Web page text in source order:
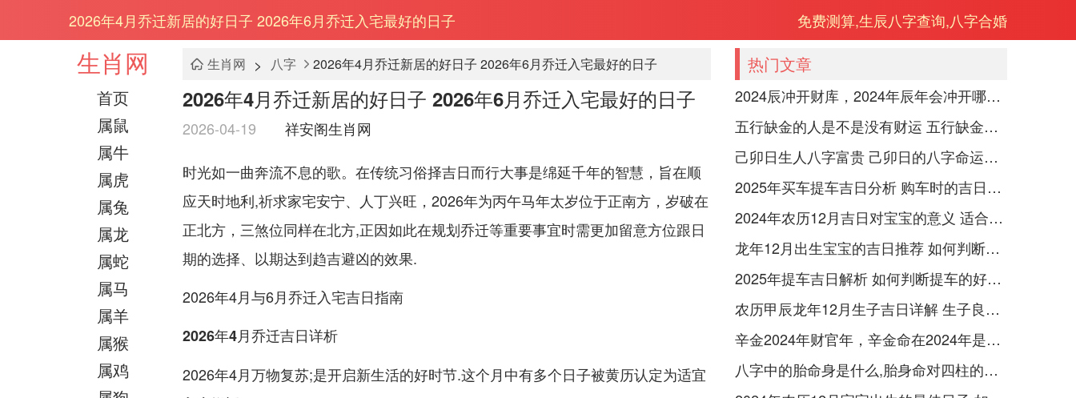
2026年4月乔迁新居的好日子 2026年6月乔迁入宅最好的日子 免费测算,生辰八字查询,八字合婚
生肖网
首页
属鼠
属牛
属虎
属兔
属龙
属蛇
属马
属羊
属猴
属鸡
生肖网 > 八字 2026年4月乔迁新居的好日子 2026年6月乔迁入宅最好的日子
2026年4月乔迁新居的好日子 2026年6月乔迁入宅最好的日子
2026-04-19 祥安阁生肖网
时光如一曲奔流不息的歌。在传统习俗择吉日而行大事是绵延千年的智慧，旨在顺
应天时地利,祈求家宅安宁、人丁兴旺，2026年为丙午马年太岁位于正南方，岁破在
正北方，三煞位同样在北方,正因如此在规划乔迁等重要事宜时需更加留意方位跟日
期的选择、以期达到趋吉避凶的效果.
2026年4月与6月乔迁入宅吉日指南
2026年4月乔迁吉日详析
2026年4月万物复苏;是开启新生活的好时节.这个月中有多个日子被黄历认定为适宜
热门文章
2024辰冲开财库，2024年辰年会冲开哪些人的财库
五行缺金的人是不是没有财运 五行缺金的人命运好不好
己卯日生人八字富贵 己卯日的八字命运如何
2025年买车提车吉日分析 购车时的吉日与禁忌
2024年农历12月吉日对宝宝的意义 适合龙年宝宝出生的日子有哪些
龙年12月出生宝宝的吉日推荐 如何判断吉日是否适合宝宝
2025年提车吉日解析 如何判断提车的好日子
农历甲辰龙年12月生子吉日详解 生子良辰的影响因素
辛金2024年财官年，辛金命在2024年是财官年还是财印年
八字中的胎命身是什么,胎身命对四柱的影响